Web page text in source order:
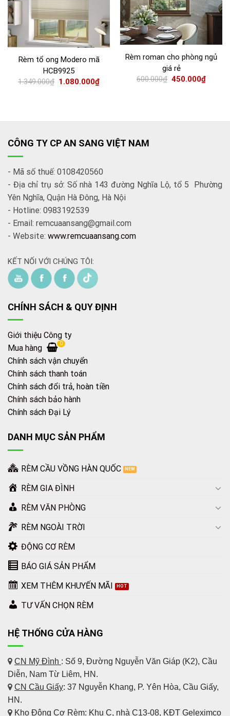
Rèm tổ ong Modero mã
HCB9925
1.349.000₫ 1.080.000₫
Rèm roman cho phòng ngủ
giá rẻ
600.000₫ 450.000₫
CÔNG TY CP AN SANG VIỆT NAM
- Mã số thuế: 0108420560
- Địa chỉ trụ sở: Số nhà 143 đường Nghĩa Lộ, tổ 5 Phường
Yên Nghĩa, Quận Hà Đông, Hà Nội
- Hotline: 0983192539
- Email: remcuaansang@gmail.com
- Website: www.remcuaansang.com
KẾT NỐI VỚI CHÚNG TÔI:
CHÍNH SÁCH & QUY ĐỊNH
Giới thiệu Công ty
Mua hàng
0
Chính sách vận chuyển
Chính sách thanh toán
Chính sách đổi trả, hoàn tiền
Chính sách bảo hành
Chính sách Đại Lý
DANH MỤC SẢN PHẨM
RÈM CẦU VỒNG HÀN QUỐC
RÈM GIA ĐÌNH
RÈM VĂN PHÒNG
RÈM NGOÀI TRỜI
ĐỘNG CƠ RÈM
BÁO GIÁ SẢN PHẨM
XEM THÊM KHUYẾN MÃI
TƯ VẤN CHỌN RÈM
HỆ THỐNG CỬA HÀNG
CN Mỹ Đình : Số 9, Đường Nguyễn Văn Giáp (K2), Cầu
Diễn, Nam Từ Liêm, HN.
CN Cầu Giấy: 37 Nguyễn Khang, P. Yên Hòa, Cầu Giấy,
HN.
Kho Động Cơ Rèm: Khu C, nhà C13-08, KĐT Geleximco